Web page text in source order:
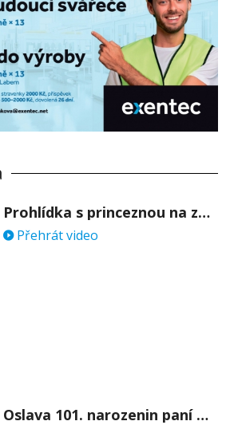
Prohlídka s princeznou na zámku Stekník
Přehrát video
Oslava 101. narozenin paní Věry Skořepové